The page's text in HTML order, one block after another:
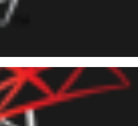
alterações de
Capture (CDC)